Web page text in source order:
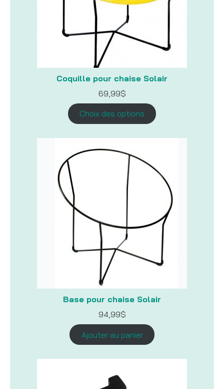
Coquille pour chaise Solair
69,99$
Choix des options
Base pour chaise Solair
94,99$
Ajouter au panier